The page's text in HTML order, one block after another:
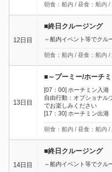
朝食：船内 / 昼食：船内
12日目
■終日クルージング
～船内イベント等でクル
朝食：船内 / 昼食：船内
13日目
■～プーミー/ホーチ
[07：00] ホーチミン入港
自由行動：オプショナル
でお楽しみください
[17：30] ホーチミン出港
朝食：船内 / 昼食：船内
14日目
■終日クルージング
～船内イベント等でクル